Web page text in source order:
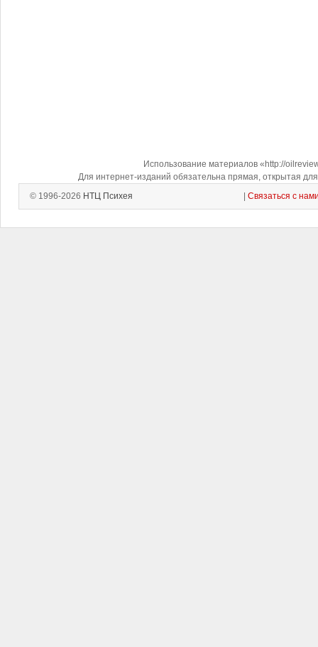
Использование материалов «http://
Для интернет-изданий обязательна прямая, открытая
© 1996-2026 НТЦ Психея Связаться с